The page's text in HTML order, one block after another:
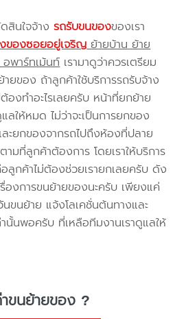
สินใจจ้างรถรับขนของของเรา
ของซอยอยู่เจริญย้ายบ้าน ย้าย
พาร์ทเม้นท์เรามาดูว่าควรเตรียม
ยของ ถ้าลูกค้าใช้บริการรถรับจ้าง
องทำอะไรเลยครับ หน้าที่ยกย้าย
ลให้หมด ไม่ว่าจะเป็นการยกของ
ะยกของจากรถไปถึงห้องที่ปลาย
มที่ลูกค้าต้องการ โดยเราให้บริการ
กค้าไม่ต้องช่วยเรายกเลยครับ ดัง
องการขนย้ายของนะครับ เพียงแค่
ขนย้าย แจ้งโลเคชั่นต้นทางและ
านั้นพอครับ ที่เหลือทีมงานเราดูแลให้
ขนย้ายของ ?